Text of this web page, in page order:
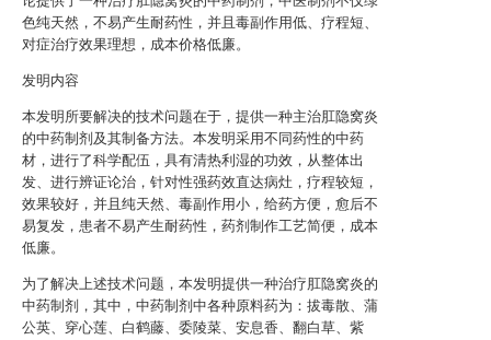
色纯天然，不易产生耐药性，并且毒副作用低、疗程短、
对症治疗效果理想，成本价格低廉。
发明内容
本发明所要解决的技术问题在于，提供一种主治肛隐窝炎
的中药制剂及其制备方法。本发明采用不同药性的中药
材，进行了科学配伍，具有清热利湿的功效，从整体出
发、进行辨证论治，针对性强药效直达病灶，疗程较短，
效果较好，并且纯天然、毒副作用小，给药方便，愈后不
易复发，患者不易产生耐药性，药剂制作工艺简便，成本
低廉。
为了解决上述技术问题，本发明提供一种治疗肛隐窝炎的
中药制剂，其中，中药制剂中各种原料药为：拔毒散、蒲
公英、穿心莲、白鹤藤、委陵菜、安息香、翻白草、紫